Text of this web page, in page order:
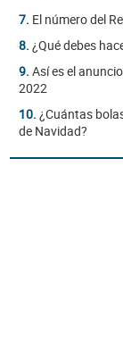
7. El número del
8. ¿Qué debes
9. Así es el
2022
10. ¿Cuántas
de Navidad?